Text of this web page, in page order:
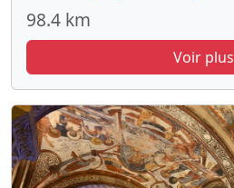
98.4 km
Voir plus